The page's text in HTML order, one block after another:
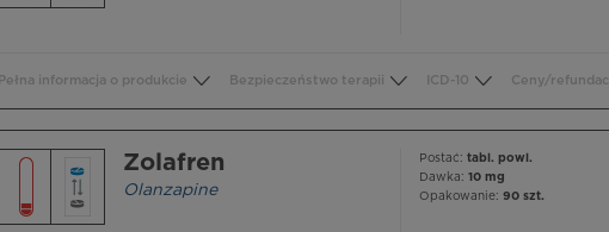
Pełna informacja o produkcie Bezpieczeństwo terapii ICD-10 Ceny/
Zolafren
Olanzapine
Postać: tabl. powl.
Dawka: 10 mg
Opakowanie: 90 szt.